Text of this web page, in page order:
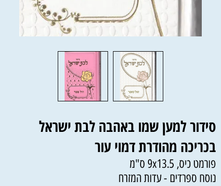
סידור למען שמו באהבה לבת ישראל
בכריכה מהודרת דמוי עור
פורמט כיס, 9x13.5 ס"מ
נוסח ספרדים - עדות המזרח